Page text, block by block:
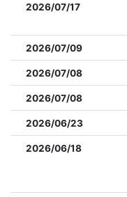
2026/07/17
2026/07/09
2026/07/08
2026/07/08
2026/06/23
2026/06/18